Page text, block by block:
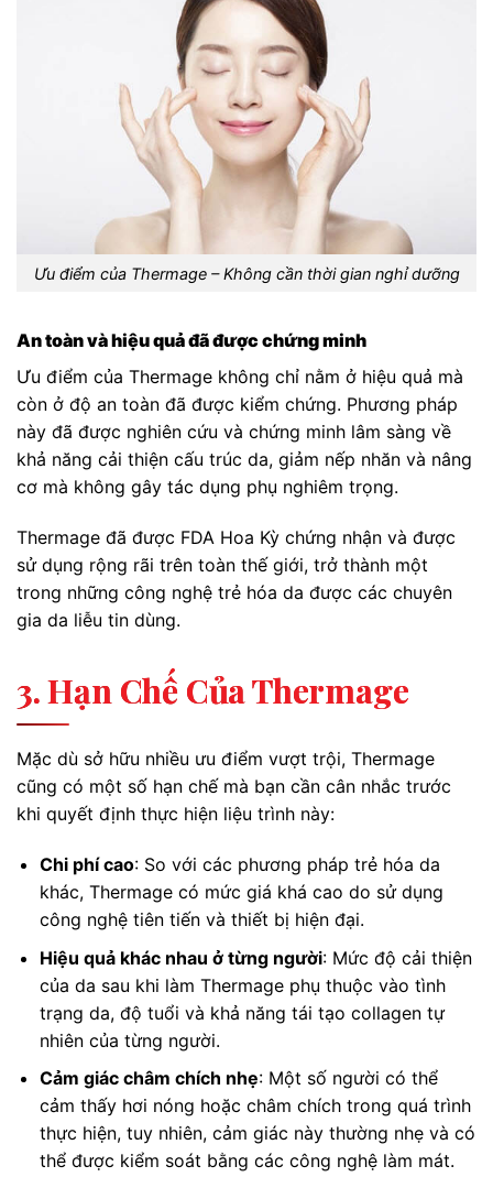
Ưu điểm của Thermage – Không cần thời gian nghỉ dưỡng
An toàn và hiệu quả đã được chứng minh
Ưu điểm của Thermage không chỉ nằm ở hiệu quả mà
còn ở độ an toàn đã được kiểm chứng. Phương pháp
này đã được nghiên cứu và chứng minh lâm sàng về
khả năng cải thiện cấu trúc da, giảm nếp nhăn và nâng
cơ mà không gây tác dụng phụ nghiêm trọng.
Thermage đã được FDA Hoa Kỳ chứng nhận và được
sử dụng rộng rãi trên toàn thế giới, trở thành một
trong những công nghệ trẻ hóa da được các chuyên
gia da liễu tin dùng.
3. Hạn Chế Của Thermage
Mặc dù sở hữu nhiều ưu điểm vượt trội, Thermage
cũng có một số hạn chế mà bạn cần cân nhắc trước
khi quyết định thực hiện liệu trình này:
Chi phí cao: So với các phương pháp trẻ hóa da
khác, Thermage có mức giá khá cao do sử dụng
công nghệ tiên tiến và thiết bị hiện đại.
Hiệu quả khác nhau ở từng người: Mức độ cải thiện
của da sau khi làm Thermage phụ thuộc vào tình
trạng da, độ tuổi và khả năng tái tạo collagen tự
nhiên của từng người.
Cảm giác châm chích nhẹ: Một số người có thể
cảm thấy hơi nóng hoặc châm chích trong quá trình
thực hiện, tuy nhiên, cảm giác này thường nhẹ và có
thể được kiểm soát bằng các công nghệ làm mát.